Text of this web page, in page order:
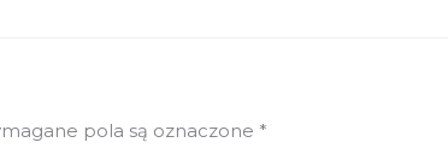
pola są oznaczone *